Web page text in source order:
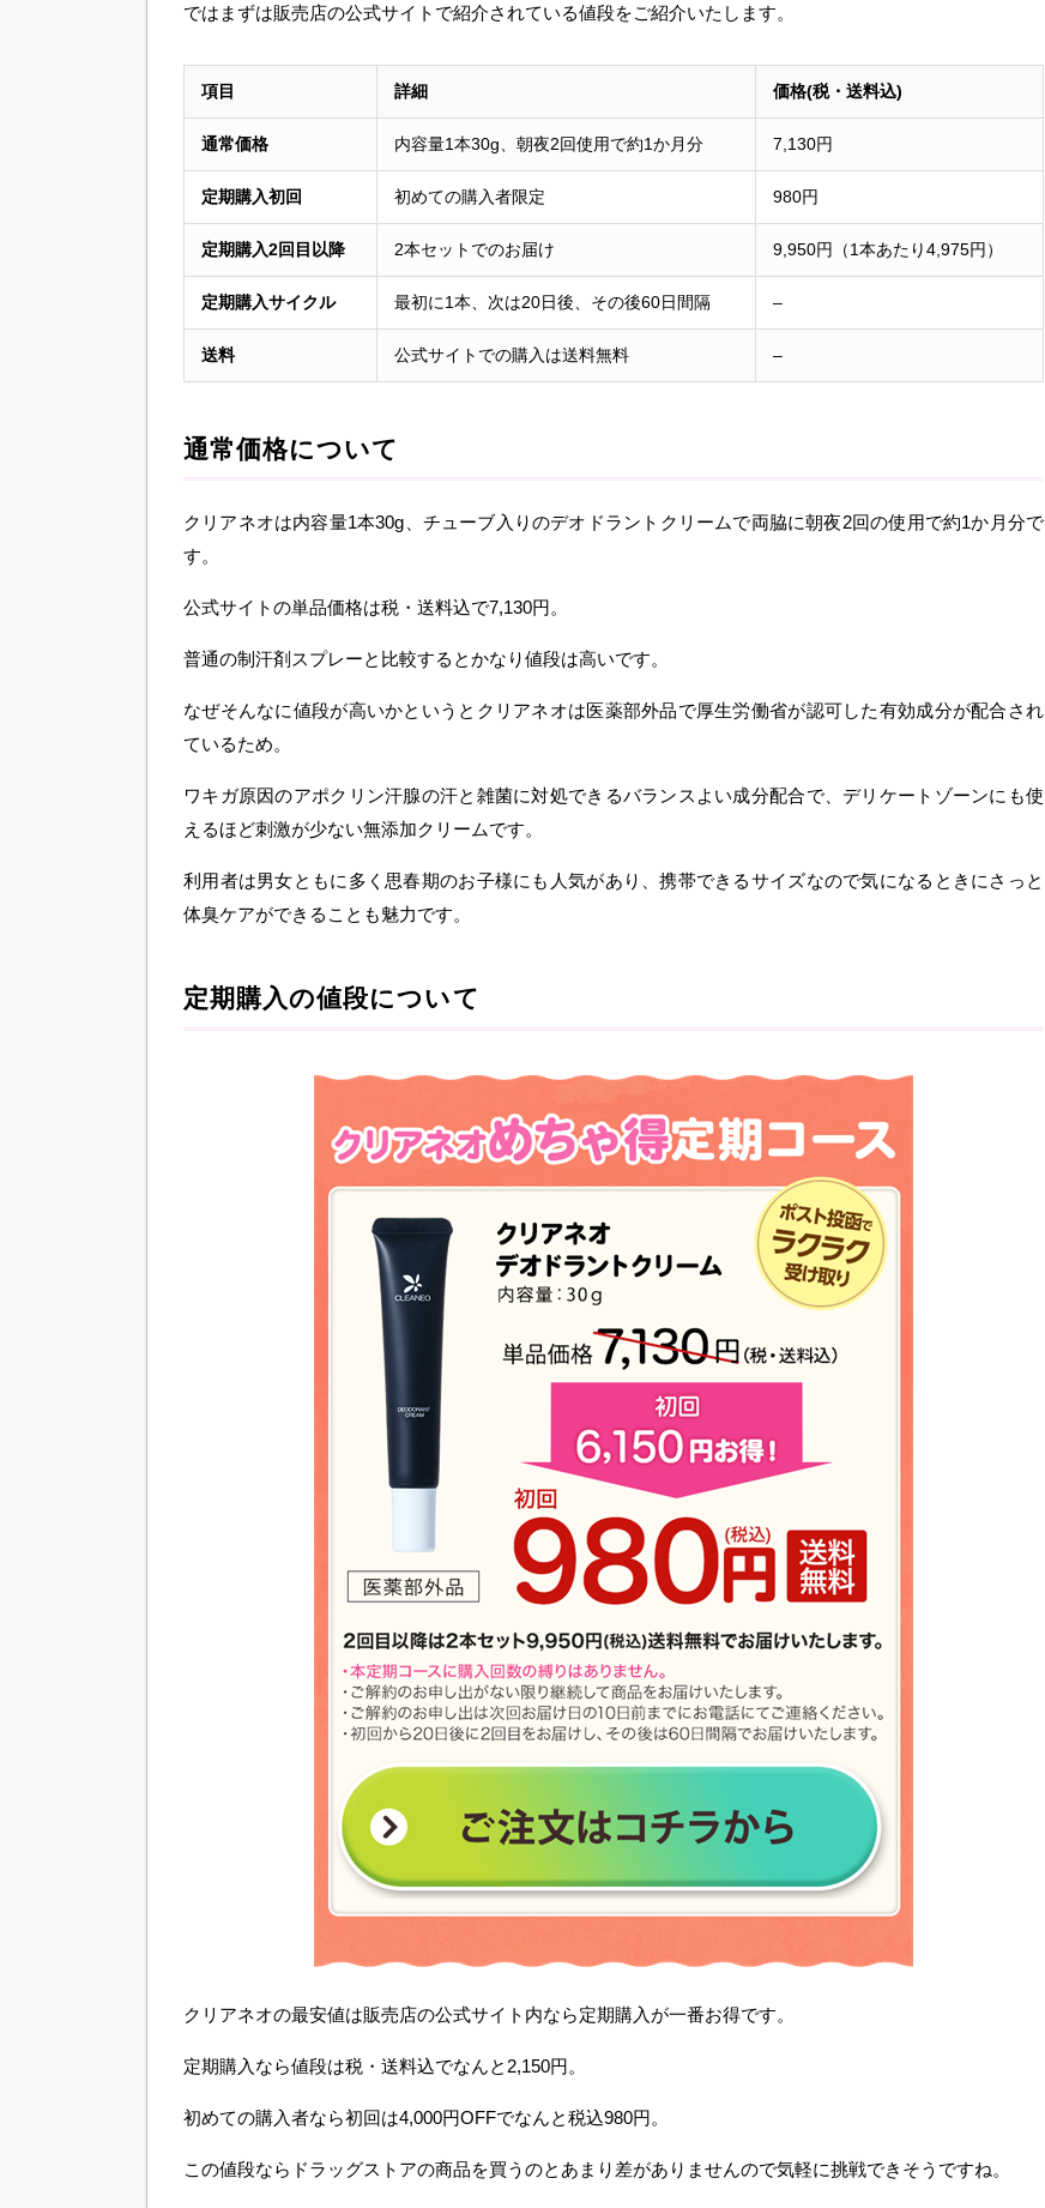
ではまずは販売店の公式サイトで紹介されている値段をご紹介いたします。
項目 詳細 価格(税・送料込)
通常価格 内容量1本30g、朝夜2回使用で約1か月分 7,130円
定期購入初回 初めての購入者限定 980円
定期購入2回目以降 2本セットでのお届け 9,950円（1本あたり4,975円）
定期購入サイクル 最初に1本、次は20日後、その後60日間隔 –
送料 公式サイトでの購入は送料無料 –
通常価格について
クリアネオは内容量1本30g、チューブ入りのデオドラントクリームで両脇に朝夜2回の使用で約1か月分で
す。
公式サイトの単品価格は税・送料込で7,130円。
普通の制汗剤スプレーと比較するとかなり値段は高いです。
なぜそんなに値段が高いかというとクリアネオは医薬部外品で厚生労働省が認可した有効成分が配合され
ているため。
ワキガ原因のアポクリン汗腺の汗と雑菌に対処できるバランスよい成分配合で、デリケートゾーンにも使
えるほど刺激が少ない無添加クリームです。
利用者は男女ともに多く思春期のお子様にも人気があり、携帯できるサイズなので気になるときにさっと
体臭ケアができることも魅力です。
定期購入の値段について
クリアネオの最安値は販売店の公式サイト内なら定期購入が一番お得です。
定期購入なら値段は税・送料込でなんと2,150円。
初めての購入者なら初回は4,000円OFFでなんと税込980円。
この値段ならドラッグストアの商品を買うのとあまり差がありませんので気軽に挑戦できそうですね。